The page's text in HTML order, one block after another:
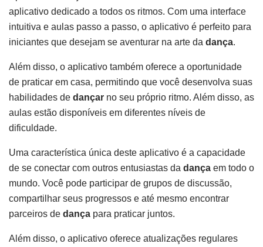
aplicativo dedicado a todos os ritmos. Com uma interface
intuitiva e aulas passo a passo, o aplicativo é perfeito para
iniciantes que desejam se aventurar na arte da dança.
Além disso, o aplicativo também oferece a oportunidade
de praticar em casa, permitindo que você desenvolva suas
habilidades de dançar no seu próprio ritmo. Além disso, as
aulas estão disponíveis em diferentes níveis de
dificuldade.
Uma característica única deste aplicativo é a capacidade
de se conectar com outros entusiastas da dança em todo o
mundo. Você pode participar de grupos de discussão,
compartilhar seus progressos e até mesmo encontrar
parceiros de dança para praticar juntos.
Além disso, o aplicativo oferece atualizações regulares